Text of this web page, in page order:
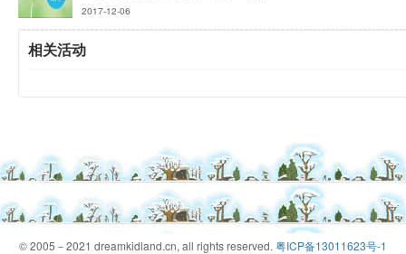
2017-12-06
相关活动
© 2005－2021 dreamkidland.cn, all rights reserved. 粤ICP备13011623号-1